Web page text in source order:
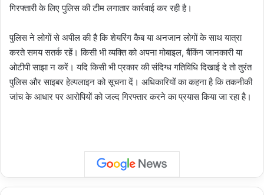
गिरफ्तारी के लिए पुलिस की टीम लगातार कार्रवाई कर रही है।
पुलिस ने लोगों से अपील की है कि शेयरिंग कैब या अनजान लोगों के साथ यात्रा
करते समय सतर्क रहें। किसी भी व्यक्ति को अपना मोबाइल, बैंकिंग जानकारी या
ओटीपी साझा न करें। यदि किसी भी प्रकार की संदिग्ध गतिविधि दिखाई दे तो तुरंत
पुलिस और साइबर हेल्पलाइन को सूचना दें। अधिकारियों का कहना है कि तकनीकी
जांच के आधार पर आरोपियों को जल्द गिरफ्तार करने का प्रयास किया जा रहा है।